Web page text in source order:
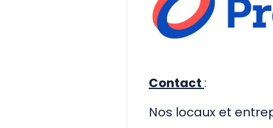
Contact :
Nos locaux et